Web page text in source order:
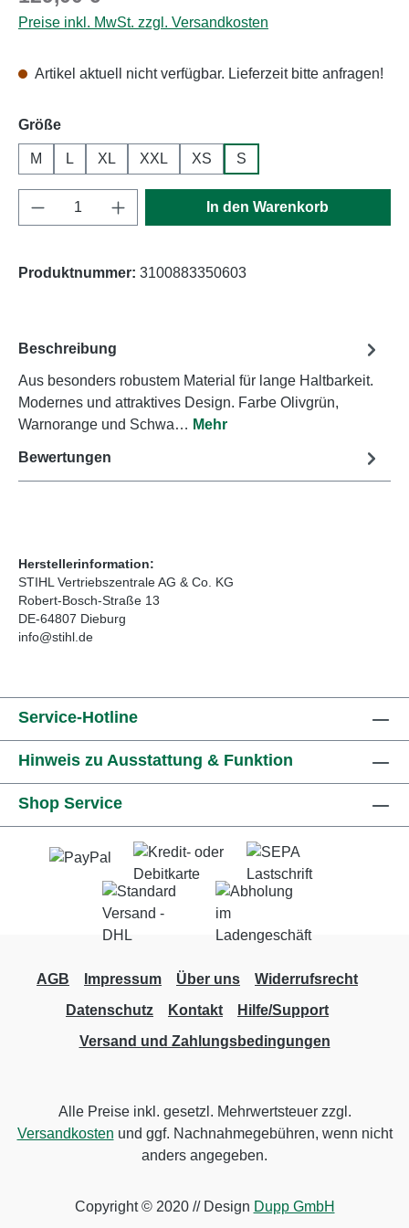
Preise inkl. MwSt. zzgl. Versandkosten
Artikel aktuell nicht verfügbar. Lieferzeit bitte anfragen!
Größeauswählen
M L XL XXL XS S
Produkt Anzahl: Gib den gewünschten
In den Warenkorb
Produktnummer: 3100883350603
Beschreibung
Aus besonders robustem Material für lange Haltbarkeit.
Modernes und attraktives Design. Farbe Olivgrün,
Warnorange und Schwa… Mehr
Bewertungen
Herstellerinformation:
STIHL Vertriebszentrale AG & Co. KG
Robert-Bosch-Straße 13
DE-64807 Dieburg
info@stihl.de
Service-Hotline
Hinweis zu Ausstattung & Funktion
Shop Service
AGB Impressum Über uns
Widerrufsrecht
Datenschutz
Kontakt
Hilfe/Support
Versand und Zahlungsbedingungen
Alle Preise inkl. gesetzl. Mehrwertsteuer zzgl.
Versandkosten und ggf. Nachnahmegebühren, wenn nicht
anders angegeben.
Copyright © 2020 // Design Dupp GmbH